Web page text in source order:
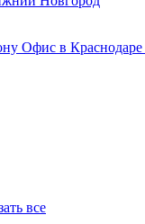
Офис в Краснодаре
все